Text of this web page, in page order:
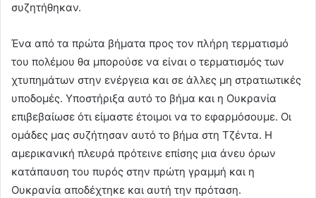
συζητήθηκαν.
Ένα από τα πρώτα βήματα προς τον πλήρη τερματισμό
του πολέμου θα μπορούσε να είναι ο τερματισμός των
χτυπημάτων στην ενέργεια και σε άλλες μη στρατιωτικές
υποδομές. Υποστήριξα αυτό το βήμα και η Ουκρανία
επιβεβαίωσε ότι είμαστε έτοιμοι να το εφαρμόσουμε. Οι
ομάδες μας συζήτησαν αυτό το βήμα στη Τζέντα. Η
αμερικανική πλευρά πρότεινε επίσης μια άνευ όρων
κατάπαυση του πυρός στην πρώτη γραμμή και η
Ουκρανία αποδέχτηκε και αυτή την πρόταση.